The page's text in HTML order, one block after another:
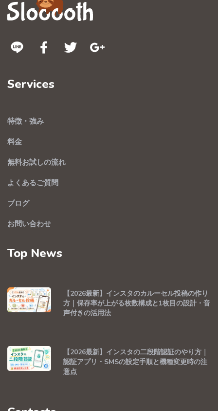
Services
特徴・強み
料金
無料お試しの流れ
よくあるご質問
ブログ
お問い合わせ
Top News
【2026最新】インスタのカルーセル投稿の作り
方｜保存率が上がる枚数構成と1枚目の設計・音
声付きの活用法
【2026最新】インスタの二段階認証のやり方｜
認証アプリ・SMSの設定手順と機種変更時の注
意点